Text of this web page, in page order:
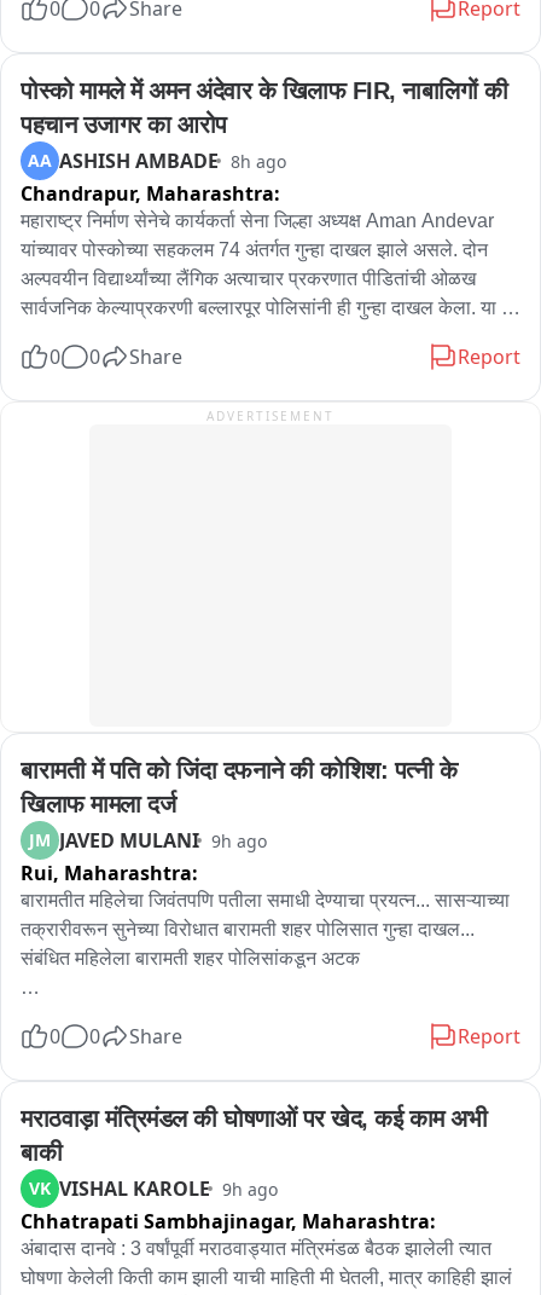
जाण्यास सक्त मनाई करण्यात आली आहे. शालन शिंदे यांचे राहते घर जोशी
मिळवणे त्यांच्या घरी राहता येणार नाही.
0 0 Share Report
पोस्को मामले में अमन अंदेवार के खिलाफ FIR, नाबालिगों की
पहचान उजागर का आरोप
AA ASHISH AMBADE 8h ago
Chandrapur, Maharashtra:
महाराष्ट्र निर्माण सेनेचे कार्यकर्ता सेना जिल्हा अध्यक्ष Aman Andevar
यांच्यावर पोस्कोच्या सहकलम 74 अंतर्गत गुन्हा दाखल झाले असले. दोन
अल्पवयीन विद्यार्थ्यांच्या लैंगिक अत्याचार प्रकरणात पीडितांची ओळख
सार्वजनिक केल्याप्रकरणी बल्लारपूर पोलिसांनी ही गुन्हा दाखल केला. या
अत्याचार झाल्याचं चार दिवसांपूर्वी बल्लारपूर पोलीस स्टेशनअंतर्गत येणाऱ्या
यांनी पीडित मुलांची ओळख काही व्हाट्सअप ग्रुप वर आणि व्यक्तींना शेअर
0 0 Share Report
ADVERTISEMENT
बारामती में पति को जिंदा दफनाने की कोशिश: पत्नी के
खिलाफ मामला दर्ज
JM JAVED MULANI 9h ago
Rui, Maharashtra:
बारामतीत महिलेचा जिवंतपणि पतीला समाधी देण्याचा प्रयत्न... सासऱ्याच्या
तक्रारीवरून सुनेच्या विरोधात बारामती शहर पोलिसात गुन्हा दाखल...
संबंधित महिलेला बारामती शहर पोलिसांकडून अटक
मारहाण करीत त्याला जिवंतपणीच घरातच समाधी देण्याचा प्रयत्न केलाय. या
घेतली आणि प्रवीण जगताप यांच्या खुनाचा प्रयत्न उधळून लावला आहे.
याप्रकरणी बारामती शहर पोलीस ठाण्यात प्रवीण जगताप यांचे वडील
प्रकाश जगताप यांच्या फिर्यादीवरून शर्मिला प्रवीण जगताप या 38 वर्षीय
महिले विरोधात गुन्हा दाखल करण्यात आला आहे. संबंधित महिलेला
पोलिसांनी ताब्यात घेतल आहे.
0 0 Share Report
मराठवाड़ा मंत्रिमंडल की घोषणाओं पर खेद, कई काम अभी
बाकी
VK VISHAL KAROLE 9h ago
Chhatrapati Sambhajinagar, Maharashtra:
अंबादास दानवे : 3 वर्षांपूर्वी मराठवाड्यात मंत्रिमंडळ बैठक झालेली त्यात
घोषणा केलेली किती काम झाली याची माहिती मी घेतली, मात्र काहिही झालं